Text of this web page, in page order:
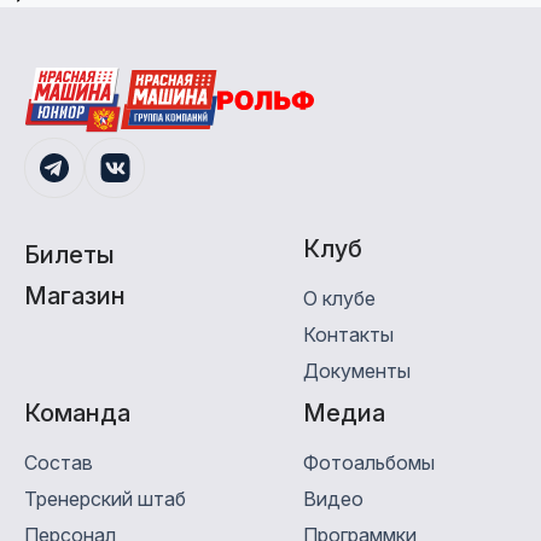
Билеты
Магазин
Клуб
О клубе
Контакты
Документы
Команда
Состав
Тренерский штаб
Персонал
Медиa
Фотоальбомы
Видео
Программки